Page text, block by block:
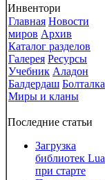
Инвентори
Главная Новости
миров Архив
Каталог разделов
Галерея Ресурсы
Учебник Аладон
Балдердаш Болталка
Миры и кланы
Последние статьи
Загрузка
библиотек Lua
при старте